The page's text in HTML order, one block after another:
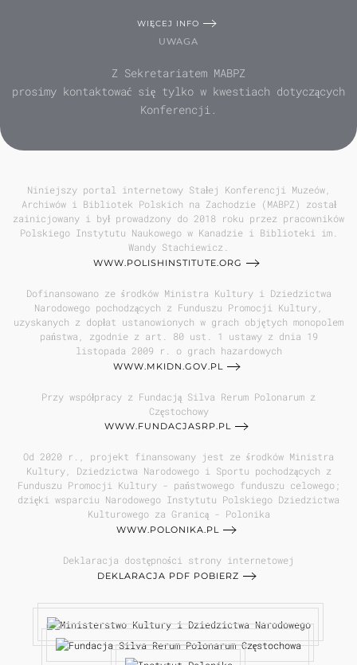
WIĘCEJ INFO
UWAGA
Z Sekretariatem MABPZ
prosimy kontaktować się tylko w kwestiach dotyczących
Konferencji.
Niniejszy portal internetowy Stałej Konferencji Muzeów,
Archiwów i Bibliotek Polskich na Zachodzie (MABPZ) został
zainicjowany i był prowadzony do 2018 roku przez pracowników
Polskiego Instytutu Naukowego w Kanadzie i Biblioteki im.
Wandy Stachiewicz.
WWW.POLISHINSTITUTE.ORG
Dofinansowano ze środków Ministra Kultury i Dziedzictwa
Narodowego pochodzących z Funduszu Promocji Kultury,
uzyskanych z dopłat ustanowionych w grach objętych monopolem
państwa, zgodnie z art. 80 ust. 1 ustawy z dnia 19
listopada 2009 r. o grach hazardowych
WWW.MKIDN.GOV.PL
Przy współpracy z Fundacją Silva Rerum Polonarum z
Częstochowy
WWW.FUNDACJASRP.PL
Od 2020 r., projekt finansowany jest ze środków Ministra
Kultury, Dziedzictwa Narodowego i Sportu pochodzących z
Funduszu Promocji Kultury - państwowego funduszu celowego;
dzięki wsparciu Narodowego Instytutu Polskiego Dziedzictwa
Kulturowego za Granicą - Polonika
WWW.POLONIKA.PL
Deklaracja dostępności strony internetowej
DEKLARACJA PDF POBIERZ